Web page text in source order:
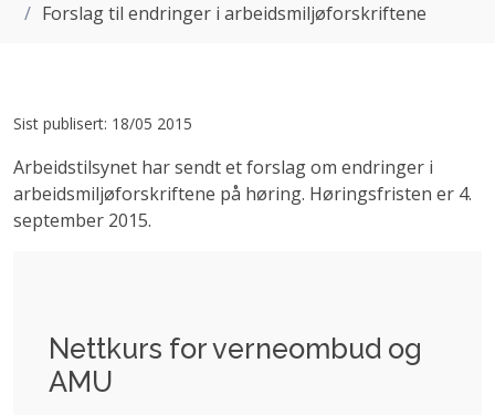
Forslag til endringer i arbeidsmiljøforskriftene
Sist publisert: 18/05 2015
Arbeidstilsynet har sendt et forslag om endringer i
arbeidsmiljøforskriftene på høring. Høringsfristen er 4.
september 2015.
Nettkurs for verneombud og
AMU